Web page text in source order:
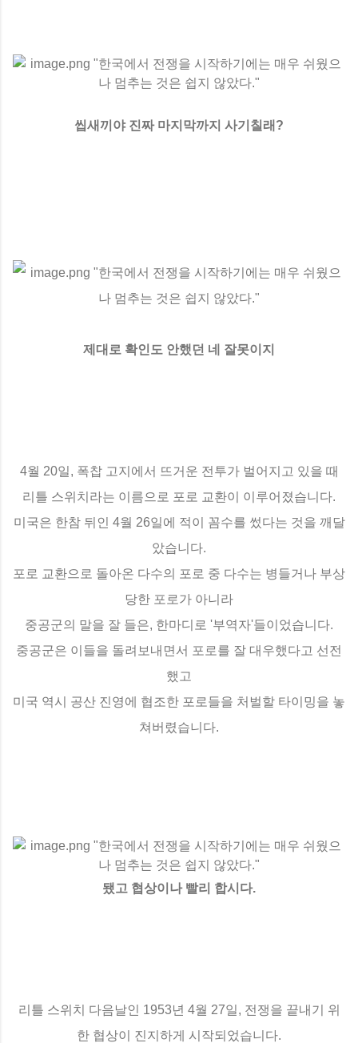
씹새끼야 진짜 마지막까지 사기칠래?
제대로 확인도 안했던 네 잘못이지
4월 20일, 폭찹 고지에서 뜨거운 전투가 벌어지고 있을 때
리틀 스위치라는 이름으로 포로 교환이 이루어졌습니다.
미국은 한참 뒤인 4월 26일에 적이 꼼수를 썼다는 것을 깨달
았습니다.
포로 교환으로 돌아온 다수의 포로 중 다수는 병들거나 부상
당한 포로가 아니라
중공군의 말을 잘 들은, 한마디로 '부역자'들이었습니다.
중공군은 이들을 돌려보내면서 포로를 잘 대우했다고 선전
했고
미국 역시 공산 진영에 협조한 포로들을 처벌할 타이밍을 놓
쳐버렸습니다.
됐고 협상이나 빨리 합시다.
리틀 스위치 다음날인 1953년 4월 27일, 전쟁을 끝내기 위
한 협상이 진지하게 시작되었습니다.